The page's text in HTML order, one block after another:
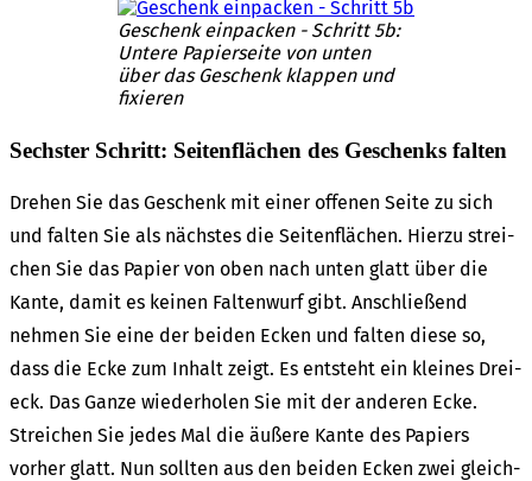
Geschenk einpa­cken - Schritt 5b:
Unte­re Papier­sei­te von unten
über das Geschenk klap­pen und
fixie­ren
Sechs­ter Schritt: Seiten­flä­chen des Geschenks falten
Drehen Sie das Geschenk mit einer offe­nen Seite zu sich
und falten Sie als nächs­tes die Seiten­flä­chen. Hier­zu strei­
chen Sie das Papier von oben nach unten glatt über die
Kante, damit es keinen Falten­wurf gibt. Anschlie­ßend
nehmen Sie eine der beiden Ecken und falten diese so,
dass die Ecke zum Inhalt zeigt. Es entsteht ein klei­nes Drei­
eck. Das Ganze wieder­ho­len Sie mit der ande­ren Ecke.
Strei­chen Sie jedes Mal die äuße­re Kante des Papiers
vorher glatt. Nun soll­ten aus den beiden Ecken zwei gleich­